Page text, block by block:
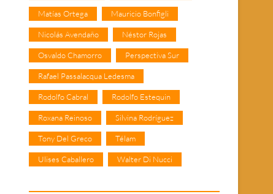
Matías Ortega Mauricio Bonfigli
Nicolás Avendaño Néstor Rojas
Osvaldo Chamorro Perspectiva Sur
Rafael Passalacqua Ledesma
Rodolfo Cabral Rodolfo Estequin
Roxana Reinoso Silvina Rodríguez
Tony Del Greco Télam
Ulises Caballero Walter Di Nucci